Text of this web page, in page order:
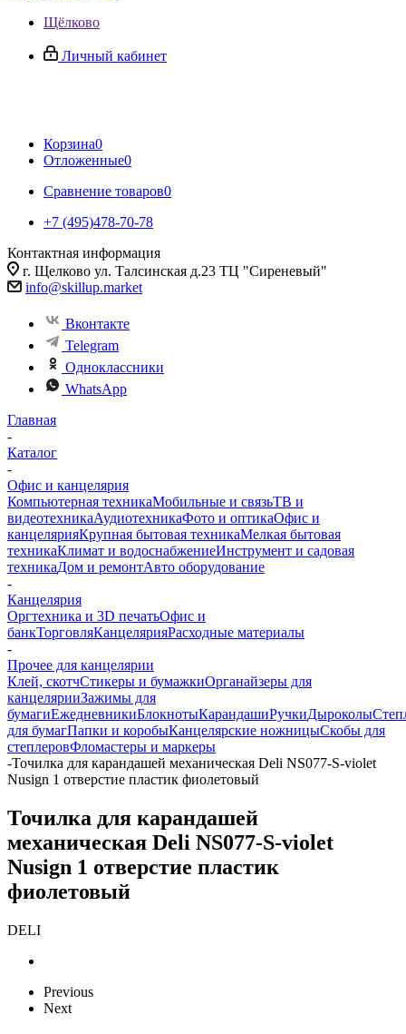
Щёлково
Личный кабинет
Корзина0
Отложенные0
Сравнение товаров0
+7 (495)478-70-78
Контактная информация
г. Щелково ул. Талсинская д.23 ТЦ "Сиреневый"
info@skillup.market
Вконтакте
Telegram
Одноклассники
WhatsApp
Главная
-
Каталог
-
Офис и канцелярия
Компьютерная техникаМобильные и связьТВ и
видеотехникаАудиотехникаФото и оптикаОфис и
канцелярияКрупная бытовая техникаМелкая бытовая
техникаКлимат и водоснабжениеИнструмент и садовая
техникаДом и ремонтАвто оборудование
-
Канцелярия
Оргтехника и 3D печатьОфис и
банкТорговляКанцелярияРасходные материалы
-
Прочее для канцелярии
Клей, скотчСтикеры и бумажкиОрганайзеры для
канцелярииЗажимы для
бумагиЕжедневникиБлокнотыКарандашиРучкиДыроколы
для бумагПапки и коробыКанцелярские ножницыСкобы для
степлеровФломастеры и маркеры
-Точилка для карандашей механическая Deli NS077-S-violet
Nusign 1 отверстие пластик фиолетовый
Точилка для карандашей
механическая Deli NS077-S-violet
Nusign 1 отверстие пластик
фиолетовый
DELI
Previous
Next